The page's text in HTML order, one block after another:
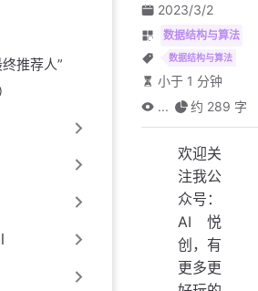
推荐人”
2023/3/2
数据结构与算法
数据结构与算法
小于 1 分钟
...
约 289 字
欢迎关
注我公
众号：
AI悦
创，有
更多更